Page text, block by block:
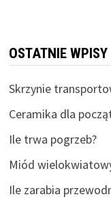
OSTATNIE WPISY
Skrzynie
Ceramika dla
Ile trwa pogrzeb?
Miód
Ile zarabia